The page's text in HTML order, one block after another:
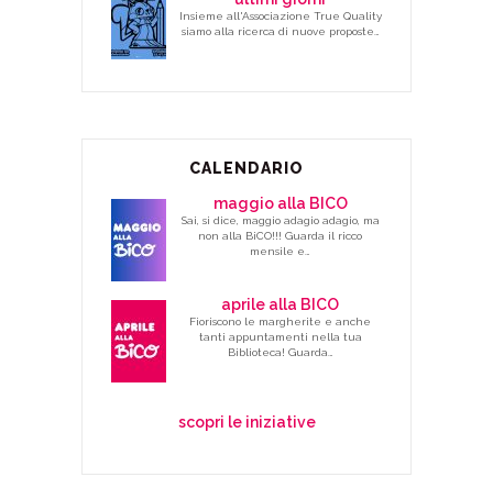
Insieme all'Associazione True Quality
siamo alla ricerca di nuove proposte…
CALENDARIO
maggio alla BICO
Sai, si dice, maggio adagio adagio, ma
non alla BiCO!!! Guarda il ricco
mensile e…
aprile alla BICO
Fioriscono le margherite e anche
tanti appuntamenti nella tua
Biblioteca! Guarda…
scopri le iniziative